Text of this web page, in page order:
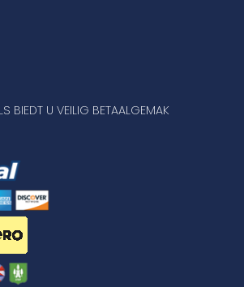
BIEDT U VEILIG BETAALGEMAK